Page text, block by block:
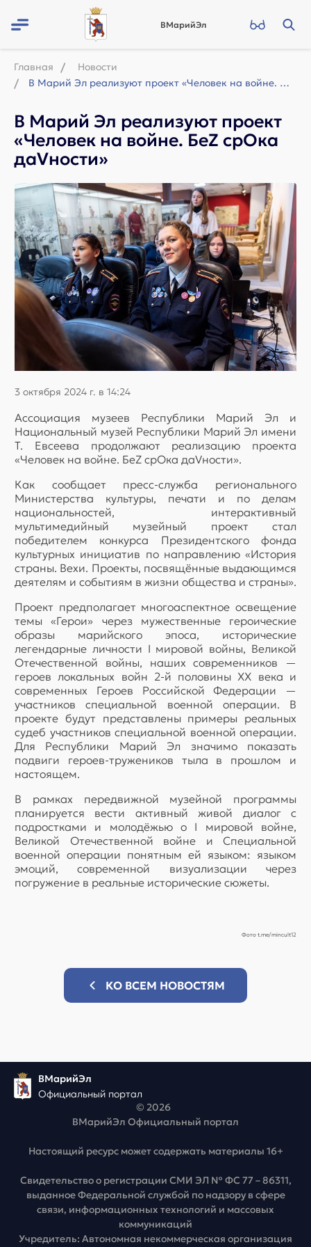
ВМарийЭл
Главная
Новости
В Марий Эл реализуют проект «Человек на войне. БеZ срOка даVности»
В Марий Эл реализуют проект
«Человек на войне. БеZ срOка
даVности»
3 октября 2024 г. в 14:24
Ассоциация музеев Республики Марий Эл и
Национальный музей Республики Марий Эл имени
Т. Евсеева продолжают реализацию проекта
«Человек на войне. БеZ срOка даVности».
Как сообщает пресс-служба регионального
Министерства культуры, печати и по делам
национальностей, интерактивный
мультимедийный музейный проект стал
победителем конкурса Президентского фонда
культурных инициатив по направлению «История
страны. Вехи. Проекты, посвящённые выдающимся
деятелям и событиям в жизни общества и страны».
Проект предполагает многоаспектное освещение
темы «Герои» через мужественные героические
образы марийского эпоса, исторические
легендарные личности I мировой войны, Великой
Отечественной войны, наших современников —
героев локальных войн 2-й половины ХХ века и
современных Героев Российской Федерации —
участников специальной военной операции. В
проекте будут представлены примеры реальных
судеб участников специальной военной операции.
Для Республики Марий Эл значимо показать
подвиги героев-тружеников тыла в прошлом и
настоящем.
В рамках передвижной музейной программы
планируется вести активный живой диалог с
подростками и молодёжью о I мировой войне,
Великой Отечественной войне и Специальной
военной операции понятным ей языком: языком
эмоций, современной визуализации через
погружение в реальные исторические сюжеты.
Фото t.me/mincult12
КО ВСЕМ НОВОСТЯМ
ВМарийЭл
Официальный портал
© 2026
ВМарийЭл Официальный портал
Настоящий ресурс может содержать материалы 16+
Свидетельство о регистрации СМИ ЭЛ № ФС 77 – 86311,
выданное Федеральной службой по надзору в сфере
связи, информационных технологий и массовых
коммуникаций
Учредитель: Автономная некоммерческая организация